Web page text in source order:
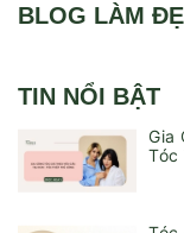
BLOG LÀM
TIN NỔI BẬT
Gia
Tóc